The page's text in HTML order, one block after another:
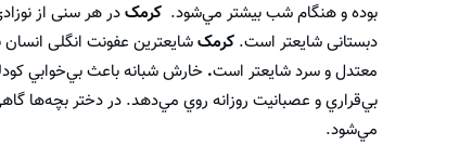
بوده و هنگام شب بيشتر مي‌شود. کرمکدر هر سنی از
دبستانی شایعتر است. کرمکشایعترین عفونت انگلی
معتدل و سرد شایعتر است. خارش شبانه باعث بي‌خوابي
بي‌قراري و عصبانيت روزانه روي مي‌دهد. در دختر بچه‌ها
مي‌شود.